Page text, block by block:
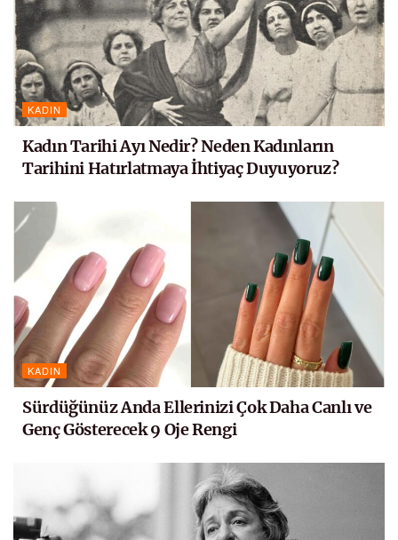
KADIN
Kadın Tarihi Ayı Nedir? Neden Kadınların
Tarihini Hatırlatmaya İhtiyaç Duyuyoruz?
KADIN
Sürdüğünüz Anda Ellerinizi Çok Daha Canlı ve
Genç Gösterecek 9 Oje Rengi